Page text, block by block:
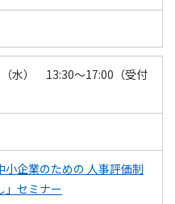
水） 13:30～17:00（受付
小企業のための 人事評価制
」セミナー